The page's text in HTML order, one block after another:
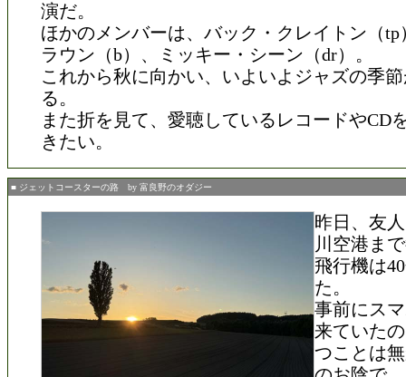
演だ。
ほかのメンバーは、バック・クレイトン（tp
ラウン（b）、ミッキー・シーン（dr）。
これから秋に向かい、いよいよジャズの季
る。
また折を見て、愛聴しているレコードやCD
きたい。
■ ジェットコースターの路 by 富良野のオダジー
昨日、友
川空港ま
飛行機は
た。
事前にス
来ていた
つことは